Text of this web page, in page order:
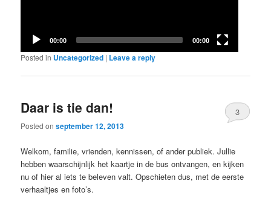
00:00 00:00
Posted in Uncategorized | Leave a reply
Daar is tie dan!
Posted onseptember 12, 2013
3
Welkom, familie, vrienden, kennissen, of ander publiek. Jullie
hebben waarschijnlijk het kaartje in de bus ontvangen, en kijken
nu of hier al iets te beleven valt. Opschieten dus, met de eerste
verhaaltjes en foto’s.